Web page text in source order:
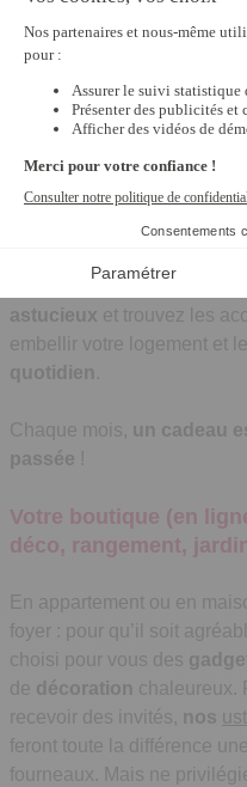
Recevez le catalogue
Accessoires
astucieux
astucieux et trouvez les
embellir votre logement et
quotidien .
Chaque mois, un cadeau
passée !
Votre boutique (en
déco, rangement,
En appartement ou en
foyer : pour qu’il soit
choisi pour vous des
de décoration chaleureux.
recevoir des invités, nos
feront toute la différence
fourneaux. Mais ne